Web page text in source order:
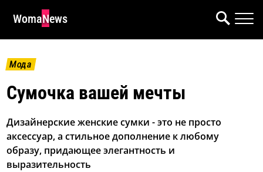
WomaNews
Мода
Сумочка вашей мечты
Дизайнерские женские сумки - это не просто
аксессуар, а стильное дополнение к любому
образу, придающее элегантность и
выразительность